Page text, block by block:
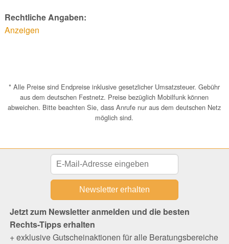
Rechtliche Angaben:
Anzeigen
* Alle Preise sind Endpreise inklusive gesetzlicher Umsatzsteuer. Gebühr
aus dem deutschen Festnetz. Preise bezüglich Mobilfunk können
abweichen. Bitte beachten Sie, dass Anrufe nur aus dem deutschen Netz
möglich sind.
Jetzt zum Newsletter anmelden und die besten
Rechts-Tipps erhalten
+ exklusive Gutscheinaktionen für alle Beratungsbereiche